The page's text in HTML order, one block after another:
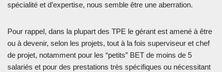
spécialité et d’expertise, nous semble être une aberration.
Pour rappel, dans la plupart des TPE le gérant est amené à être
ou à devenir, selon les projets, tout à la fois superviseur et chef
de projet, notamment pour les “petits” BET de moins de 5
salariés et pour des prestations très spécifiques ou nécessitant